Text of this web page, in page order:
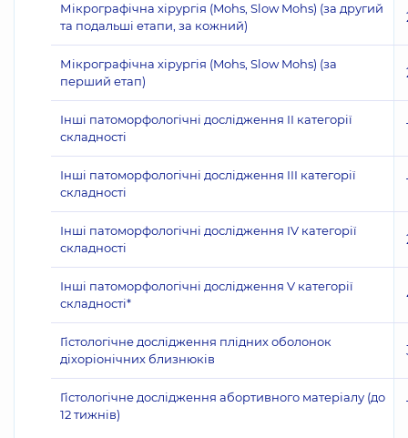
Мікрографічна хірургія (Mohs, Slow Mohs) (за другий
та подальші етапи, за кожний)
Мікрографічна хірургія (Mohs, Slow Mohs) (за
перший етап)
Інші патоморфологічні дослідження II категорії
складності
Інші патоморфологічні дослідження III категорії
складності
Інші патоморфологічні дослідження IV категорії
складності
Інші патоморфологічні дослідження V категорії
складності*
Гістологічне дослідження плідних оболонок
діхоріонічних близнюків
Гістологічне дослідження абортивного матеріалу (до
12 тижнів)